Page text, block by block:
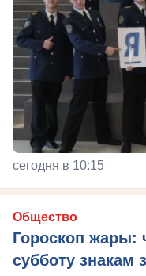
сегодня в 10:15
Общество
Гороскоп жары:
субботу знакам